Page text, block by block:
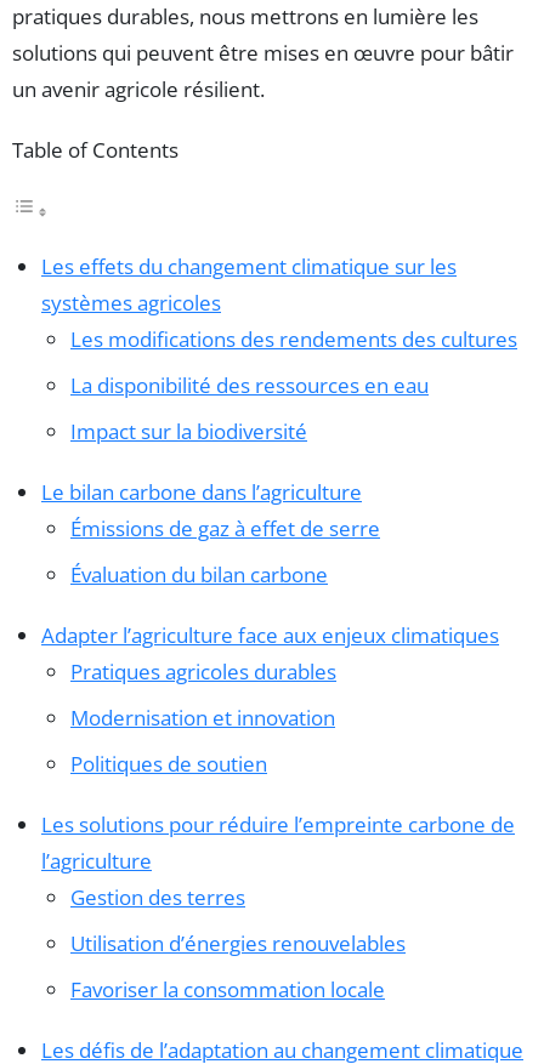
pratiques durables, nous mettrons en lumière les
solutions qui peuvent être mises en œuvre pour bâtir
un avenir agricole résilient.
Table of Contents
Les effets du changement climatique sur les
systèmes agricoles
Les modifications des rendements des cultures
La disponibilité des ressources en eau
Impact sur la biodiversité
Le bilan carbone dans l’agriculture
Émissions de gaz à effet de serre
Évaluation du bilan carbone
Adapter l’agriculture face aux enjeux climatiques
Pratiques agricoles durables
Modernisation et innovation
Politiques de soutien
Les solutions pour réduire l’empreinte carbone de
l’agriculture
Gestion des terres
Utilisation d’énergies renouvelables
Favoriser la consommation locale
Les défis de l’adaptation au changement climatique